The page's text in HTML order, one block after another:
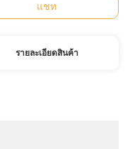
แชท
รายละเอียดสินค้า